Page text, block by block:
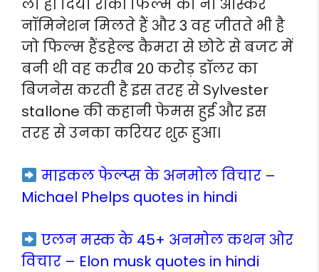
नॉमिनेशन मिलते हैं और 3 वह जीतते भी है
जो फिल्म हैंडहेल्ड कैमरा से छोटे से बजट में
बनी थी वह करीब 20 करोड़ डॉलर का
बिजनेस करती है इस तरह से Sylvester
stallone की कहानी फेमस हुई और इस
तरह से उनका करियर शुरू हुआ।
माइकल फेल्प्स के अनमोल विचार –
Michael Phelps quotes in hindi
एलन मस्क के 45+ अनमोल कथन ओर
विचार – Elon musk quotes in hindi